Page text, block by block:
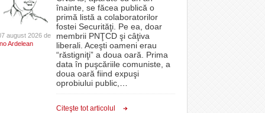
Superliga în
derby-urile
o nou-promovată
ce a pierdut
- 3 August 2026
Filmul „Ultimul ingredient”, o poveste a
Banatului în competiția internațională Food Film
Menu/VIDEO- 5 August 2026
Aflați secretele Timișoarei în cadrul unui nou tur
gratuit organizat de Asociația Turism Alternativ-
View all
proiectelor derulate de instituție din fonduri
europene/FOTO
ANAF oferă persoanelor fizice posibilitatea să
beneficieze de Declarația Unică 212
precompletată- 25 November 2025
CLIPURI VIDEO
JOCURI ONLINE
DIVERSE
FARMACII DIN
TIMIŞOARA
HARTA TIMIŞOAREI
LICEE, ŞCOLI ŞI
august 2026 de
Ardelean
înainte, se făcea publică o
primă listă a colaboratorilor
fostei Securităţi. Pe ea, doar
membrii PNŢCD şi câţiva
liberali. Aceşti oameni erau
“răstigniţi” a doua oară. Prima
data în puşcăriile comuniste, a
doua oară fiind expuşi
oprobiului public,
Citeşte tot articolul